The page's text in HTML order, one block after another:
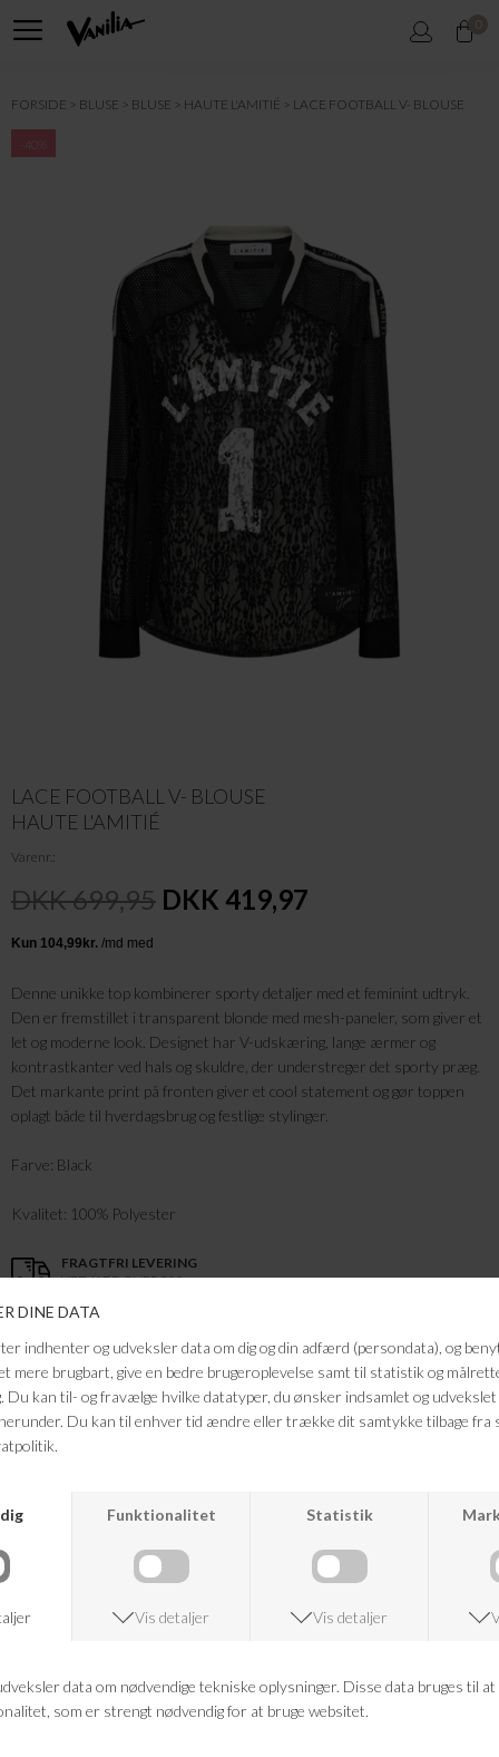
0
FORSIDE BLUSE BLUSE HAUTE L'AMITIÉ LACE FOOTBALL V- BLOUSE
-40%
LACE FOOTBALL V- BLOUSE
HAUTE L'AMITIÉ
Varenr.
DKK 699,95 DKK 419,97
Denne unikke top kombinerer sporty detaljer med et feminint udtryk.
Den er fremstillet i transparent blonde med mesh-paneler, som giver et
let og moderne look. Designet har V-udskæring, lange ærmer og
kontrastkanter ved hals og skuldre, der understreger det sporty præg.
Det markante print på fronten giver et cool statement og gør toppen
oplagt både til hverdagsbrug og festlige stylinger.
Farve: Black
Kvalitet: 100% Polyester
FRAGTFRI LEVERING
VED KØB OVER 500,-
14 DAGES RETURRET
KUNDESERVICE
+46 86 60 21 22
ANDRE KØBTE OGSÅ